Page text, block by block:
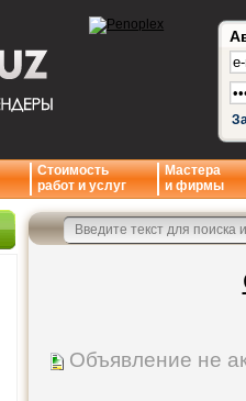
Стоимость
работ и услуг
Мастера
и фирмы
Объявление не